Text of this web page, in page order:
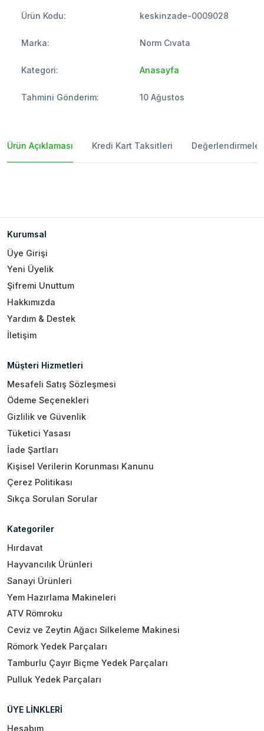
Ürün Kodu: keskinzade-0009028
Marka: Norm Cıvata
Kategori: Anasayfa
Tahmini Gönderim: 10 Ağustos
Ürün Açıklaması Kredi Kart Taksitleri Değerlendirmeler
Kurumsal
Üye Girişi
Yeni Üyelik
Şifremi Unuttum
Hakkımızda
Yardım & Destek
İletişim
Müşteri Hizmetleri
Mesafeli Satış Sözleşmesi
Ödeme Seçenekleri
Gizlilik ve Güvenlik
Tüketici Yasası
İade Şartları
Kişisel Verilerin Korunması Kanunu
Çerez Politikası
Sıkça Sorulan Sorular
Kategoriler
Hırdavat
Hayvancılık Ürünleri
Sanayi Ürünleri
Yem Hazırlama Makineleri
ATV Römroku
Ceviz ve Zeytin Ağacı Silkeleme Makinesi
Römork Yedek Parçaları
Tamburlu Çayır Biçme Yedek Parçaları
Pulluk Yedek Parçaları
ÜYE LİNKLERİ
Hesabım